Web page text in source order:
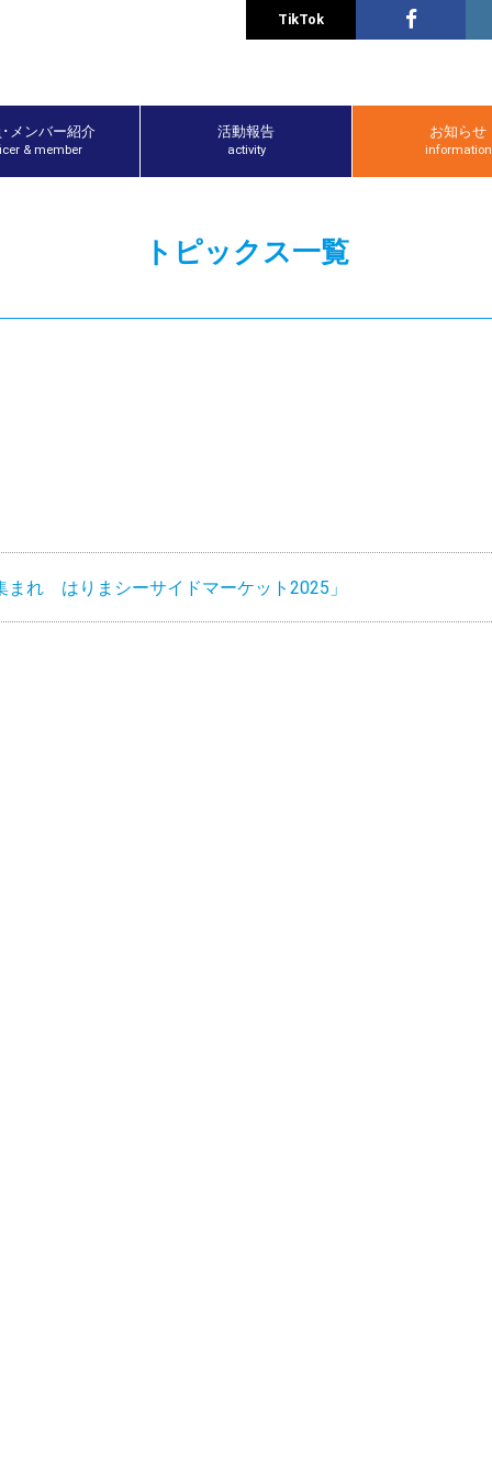
TikTok
メンバー紹介
& member
活動報告
activity
お知らせ
information
トピックス一覧
まれ はりまシーサイドマーケット2025」